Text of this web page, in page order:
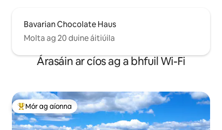
Bavarian Chocolate Haus
Molta ag 20 duine áitiúila
Árasáin ar cíos ag a bhfuil Wi-Fi
An-mhór ag aíonna
Mór ag aíonna